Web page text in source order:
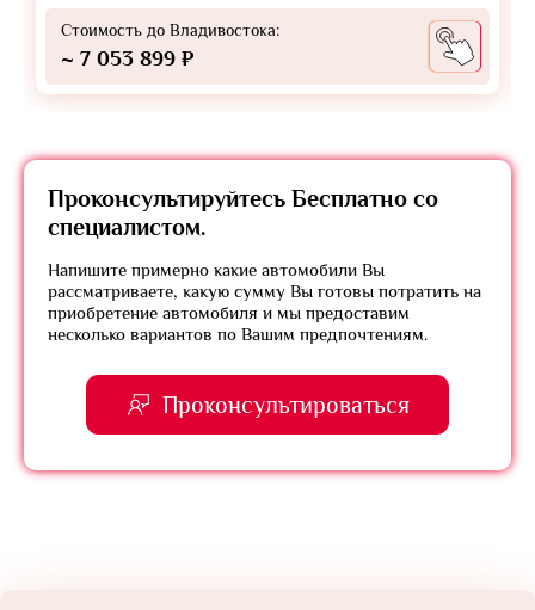
Стоимость до Владивостока:
~ 7 053 899 ₽
Проконсультируйтесь Бесплатно со
специалистом.
Напишите примерно какие автомобили Вы
рассматриваете, какую сумму Вы готовы потратить на
приобретение автомобиля и мы предоставим
несколько вариантов по Вашим предпочтениям.
Проконсультироваться